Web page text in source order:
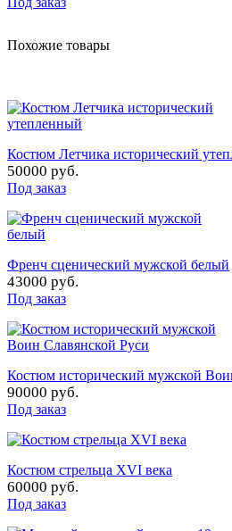
Похожие товары
Костюм Летчика исторический
50000 руб.
Под заказ
Френч сценический мужской белый
43000 руб.
Под заказ
Костюм исторический мужской
90000 руб.
Под заказ
Костюм стрельца XVI века
60000 руб.
Под заказ